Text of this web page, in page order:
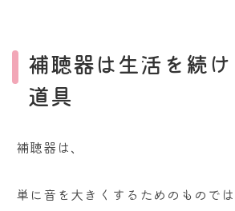
補聴器は生活を続
道具
補聴器は、
単に音を大きくするためのものでは